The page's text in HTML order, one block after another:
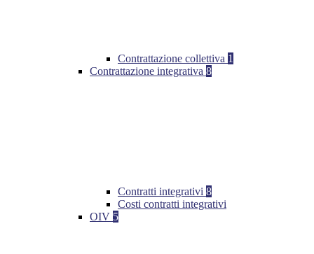
Contrattazione collettiva 1
Contrattazione integrativa 8
Contratti integrativi 8
Costi contratti integrativi
OIV 5